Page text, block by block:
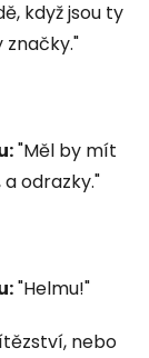
když jsou ty
značky."
"Měl by mít
odrazky."
"Helmu!"
nebo